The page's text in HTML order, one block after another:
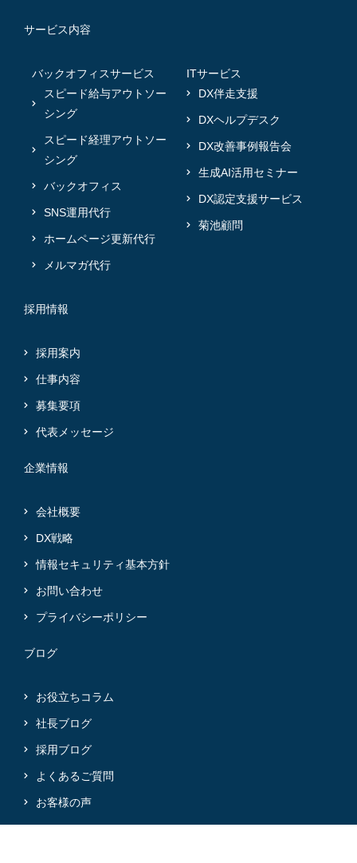
サービス内容
バックオフィスサービス
スピード給与アウトソー
シング
スピード経理アウトソー
シング
バックオフィス
SNS運用代行
ホームページ更新代行
メルマガ代行
ITサービス
DX伴走支援
DXヘルプデスク
DX改善事例報告会
生成AI活用セミナー
DX認定支援サービス
菊池顧問
採用情報
採用案内
仕事内容
募集要項
代表メッセージ
企業情報
会社概要
DX戦略
情報セキュリティ基本方針
お問い合わせ
プライバシーポリシー
ブログ
お役立ちコラム
社長ブログ
採用ブログ
よくあるご質問
お客様の声